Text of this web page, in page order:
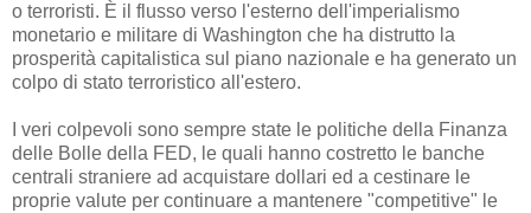
o terroristi. È il flusso verso l'esterno dell'imperialismo
monetario e militare di Washington che ha distrutto la
prosperità capitalistica sul piano nazionale e ha generato un
colpo di stato terroristico all'estero.
I veri colpevoli sono sempre state le politiche della Finanza
delle Bolle della FED, le quali hanno costretto le banche
centrali straniere ad acquistare dollari ed a cestinare le
proprie valute per continuare a mantenere "competitive" le